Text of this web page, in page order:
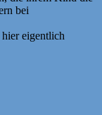
bei
eigentlich